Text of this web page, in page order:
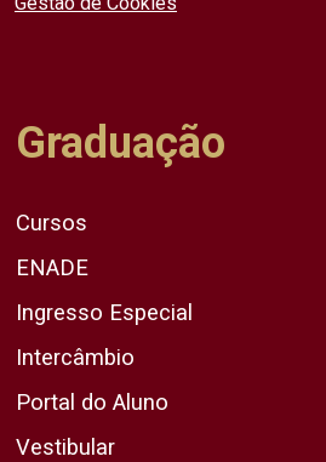
Graduação
Cursos
ENADE
Ingresso Especial
Intercâmbio
Portal do Aluno
Vestibular